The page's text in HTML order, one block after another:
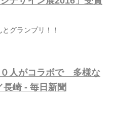
グランプリ！！
人がコラボで 多様な
崎 - 毎日新聞